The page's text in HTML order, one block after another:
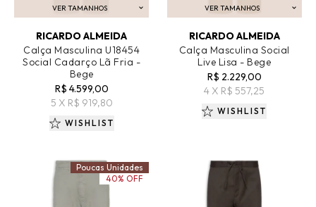
VER TAMANHOS
ADICIONAR AO CARRINHO
RICARDO ALMEIDA
Calça Masculina U18454
Social Cadarço Lã Fria -
Bege
R$ 4.599,00
5 X R$ 919,80
WISHLIST
VER TAMANHOS
ADICIONAR AO CARRINHO
RICARDO ALMEIDA
Calça Masculina Social
Live Lisa - Bege
R$ 2.229,00
4 X R$ 557,25
WISHLIST
Poucas Unidades
40% OFF